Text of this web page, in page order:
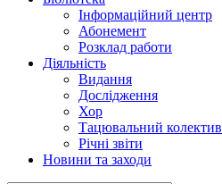
Інформаційний центр
Абонемент
Розклад работи
Діяльність
Видання
Дослідження
Хор
Тацювальний колектив
Річні звіти
Новини та заходи